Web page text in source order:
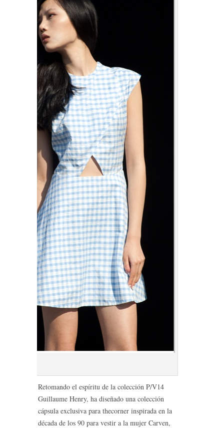
Retomando el espíritu de la colección P/V14
Guillaume Henry, ha diseñado una colección
cápsula exclusiva para thecorner inspirada en la
década de los 90 para vestir a la mujer Carven,